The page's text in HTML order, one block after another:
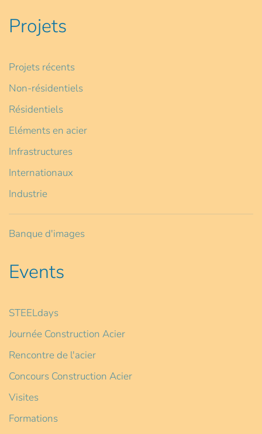
Projets
Projets récents
Non-résidentiels
Résidentiels
Eléments en acier
Infrastructures
Internationaux
Industrie
Banque d'images
Events
STEELdays
Journée Construction Acier
Rencontre de l'acier
Concours Construction Acier
Visites
Formations